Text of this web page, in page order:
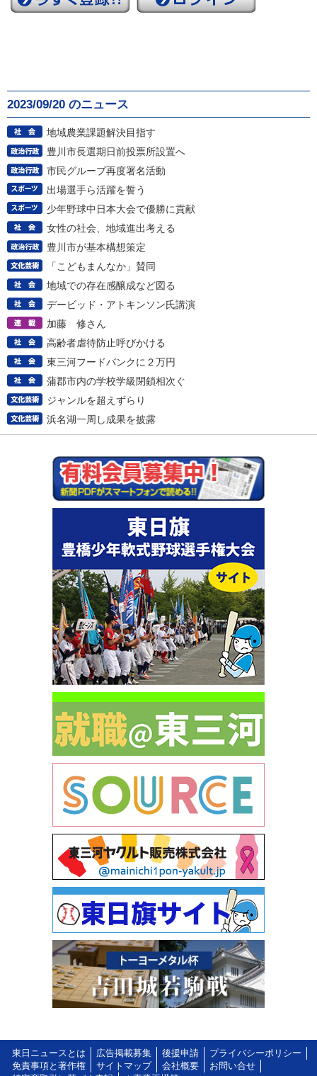
2023/09/20 のニュース
地域農業課題解決目指す
豊川市長選期日前投票所設置へ
市民グループ再度署名活動
出場選手ら活躍を誓う
少年野球中日本大会で優勝に貢献
女性の社会、地域進出考える
豊川市が基本構想策定
「こどもまんなか」賛同
地域での存在感醸成など図る
デービッド・アトキンソン氏講演
加藤 修さん
高齢者虐待防止呼びかける
東三河フードバンクに２万円
蒲郡市内の学校学級閉鎖相次ぐ
ジャンルを超えずらり
浜名湖一周し成果を披露
東日ニュースとは 広告掲載募集 後援申請
プライバシーポリシー
免責事項と著作権
サイトマップ 会社概要
お問い合せ